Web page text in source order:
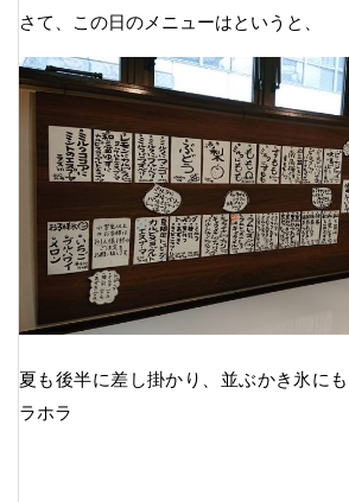
さて、この日のメニューはというと、
夏も後半に差し掛かり、並ぶかき氷に
ラホラ